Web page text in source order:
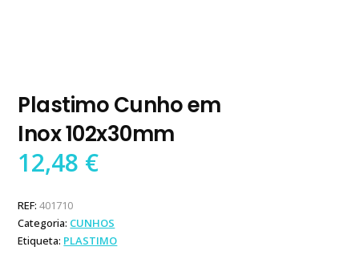
Plastimo Cunho em
Inox 102x30mm
12,48 €
REF:401710
Categoria: CUNHOS
Etiqueta: PLASTIMO